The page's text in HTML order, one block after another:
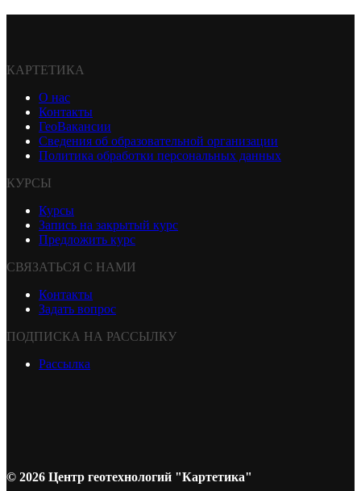
КАРТЕТИКА
О нас
Контакты
ГеоВакансии
Сведения об образовательной организации
Политика обработки персональных данных
КУРСЫ
Курсы
Запись на закрытый курс
Предложить курс
СВЯЗАТЬСЯ С НАМИ
Контакты
Задать вопрос
ПОДПИСКА НА РАССЫЛКУ
Рассылка
© 2026 Центр геотехнологий "Картетика"